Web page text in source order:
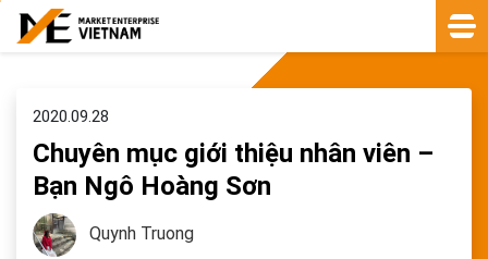
2020.09.28
Chuyên mục giới thiệu nhân viên –
Bạn Ngô Hoàng Sơn
Quynh Truong